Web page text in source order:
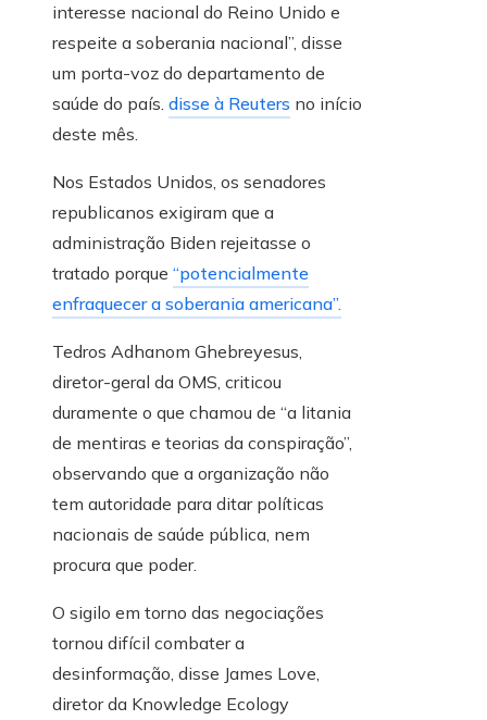
interesse nacional do Reino Unido e
respeite a soberania nacional”, disse
um porta-voz do departamento de
saúde do país. disse à Reuters no início
deste mês.
Nos Estados Unidos, os senadores
republicanos exigiram que a
administração Biden rejeitasse o
tratado porque “potencialmente
enfraquecer a soberania americana”.
Tedros Adhanom Ghebreyesus,
diretor-geral da OMS, criticou
duramente o que chamou de “a litania
de mentiras e teorias da conspiração”,
observando que a organização não
tem autoridade para ditar políticas
nacionais de saúde pública, nem
procura que poder.
O sigilo em torno das negociações
tornou difícil combater a
desinformação, disse James Love,
diretor da Knowledge Ecology